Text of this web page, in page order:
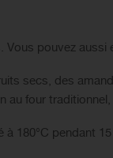
pouvez aussi
secs, des
four
180°C pendant